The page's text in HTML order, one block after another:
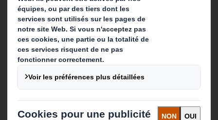
Contact
Nos implantations
Contactez-nous